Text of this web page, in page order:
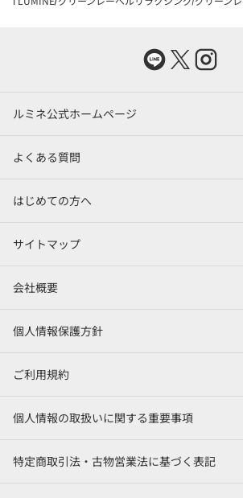
ルミネ公式ホームページ
よくある質問
はじめての方へ
サイトマップ
会社概要
個人情報保護方針
ご利用規約
個人情報の取扱いに関する重要事項
特定商取引法・古物営業法に基づく表記